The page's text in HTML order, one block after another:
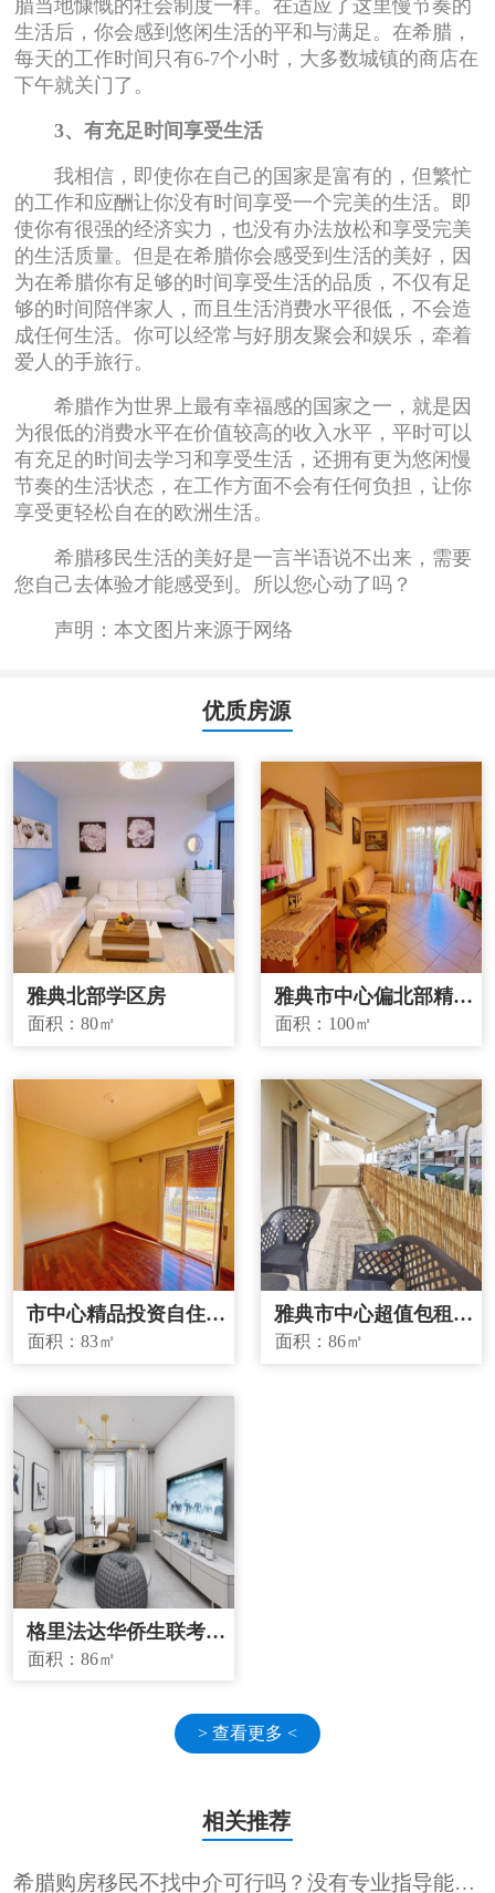
腊当地慷慨的社会制度一样。在适应了这里慢节奏的
生活后，你会感到悠闲生活的平和与满足。在希腊，
每天的工作时间只有6-7个小时，大多数城镇的商店在
下午就关门了。
3、有充足时间享受生活
我相信，即使你在自己的国家是富有的，但繁忙
的工作和应酬让你没有时间享受一个完美的生活。即
使你有很强的经济实力，也没有办法放松和享受完美
的生活质量。但是在希腊你会感受到生活的美好，因
为在希腊你有足够的时间享受生活的品质，不仅有足
够的时间陪伴家人，而且生活消费水平很低，不会造
成任何生活。你可以经常与好朋友聚会和娱乐，牵着
爱人的手旅行。
希腊作为世界上最有幸福感的国家之一，就是因
为很低的消费水平在价值较高的收入水平，平时可以
有充足的时间去学习和享受生活，还拥有更为悠闲慢
节奏的生活状态，在工作方面不会有任何负担，让你
享受更轻松自在的欧洲生活。
希腊移民生活的美好是一言半语说不出来，需要
您自己去体验才能感受到。所以您心动了吗？
声明：本文图片来源于网络
优质房源
雅典北部学区房
面积：80㎡
雅典市中心偏北部精品
投资房源
面积： 100㎡
市中心精品投资自住两
宜房源
面积：83㎡
雅典市中心超值包租房
源
面积：86㎡
格里法达华侨生联考学
校学区房
面积：86㎡
> 查看更多 <
相关推荐
希腊购房移民不找中介可行吗？没有专业指导能顺